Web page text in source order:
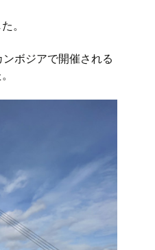
。
ンボジアで開催される